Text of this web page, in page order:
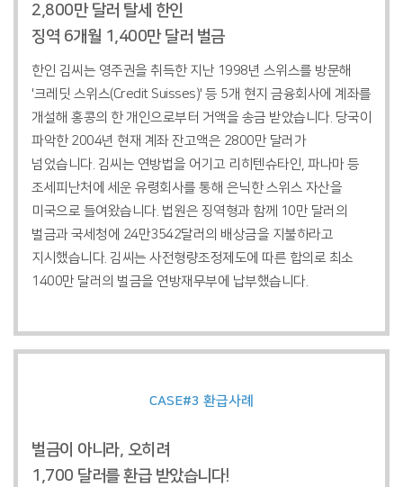
2,800만 달러 탈세 한인
징역 6개월 1,400만 달러 벌금
한인 김씨는 영주권을 취득한 지난 1998년 스위스를 방문해
'크레딧 스위스(Credit Suisses)' 등 5개 현지 금융회사에 계좌를
개설해 홍콩의 한 개인으로부터 거액을 송금 받았습니다. 당국이
파악한 2004년 현재 계좌 잔고액은 2800만 달러가
넘었습니다. 김씨는 연방법을 어기고 리히텐슈타인, 파나마 등
조세피난처에 세운 유령회사를 통해 은닉한 스위스 자산을
미국으로 들여왔습니다. 법원은 징역형과 함께 10만 달러의
벌금과 국세청에 24만3542달러의 배상금을 지불하라고
지시했습니다. 김씨는 사전형량조정제도에 따른 합의로 최소
1400만 달러의 벌금을 연방재무부에 납부했습니다.
CASE#3 환급사례
벌금이 아니라, 오히려
1,700 달러를 환급 받았습니다!